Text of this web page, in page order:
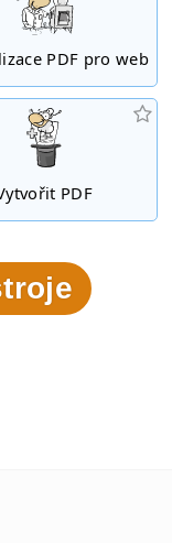
PDF pro web
PDF